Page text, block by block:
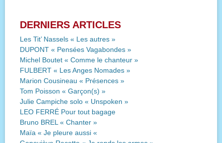
DERNIERS ARTICLES
Les Tit’ Nassels « Les autres »
DUPONT « Pensées Vagabondes »
Michel Boutet « Comme le chanteur »
FULBERT « Les Anges Nomades »
Marion Cousineau « Présences »
Tom Poisson « Garçon(s) »
Julie Campiche solo « Unspoken »
LEO FERRÉ Pour tout bagage
Bruno BREL « Chanter »
Maïa « Je pleure aussi «